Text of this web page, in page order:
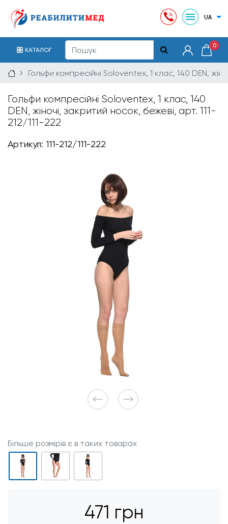
КАТАЛОГ
0
Гольфи компресійні Soloventex, 1 клас, 140 DEN,
Гольфи компресійні Soloventex, 1 клас, 140
DEN, жіночі, закритий носок, бежеві, арт. 111-
212/111-222
Артикул: 111-212/111-222
Більше розмірів є в таких товарах
471 грн